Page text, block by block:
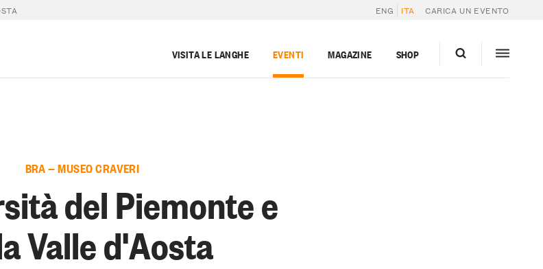
ENG ITA CARICA UN EVENTO
VISITA LE LANGHE EVENTI MAGAZINE SHOP
BRA — MUSEO CRAVERI
del Piemonte e
Valle d'Aosta